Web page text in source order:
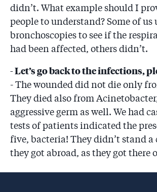
didn’t. What example should I
people to understand? Some of us
bronchoscopies to see if the
had been affected, others didn’t.
- Let’s go back to the infections,
- The wounded did not die only
They died also from
aggressive germ as well. We had
tests of patients indicated the
five, bacteria! They didn’t stand a
they got abroad, as they got there